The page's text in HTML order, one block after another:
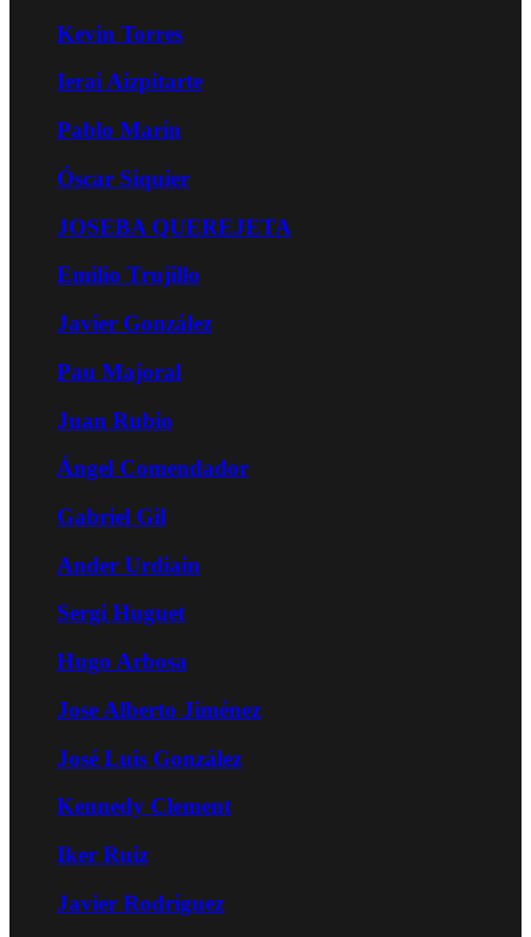
Kevin Torres
Ierai Aizpitarte
Pablo Marín
Óscar Siquier
JOSEBA QUEREJETA
Emilio Trujillo
Javier González
Pau Majoral
Juan Rubio
Ángel Comendador
Gabriel Gil
Ander Urdiain
Sergi Huguet
Hugo Arbosa
Jose Alberto Jiménez
José Luis González
Kennedy Clement
Iker Ruiz
Javier Rodríguez